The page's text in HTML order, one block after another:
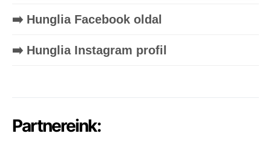
➡️ Hunglia Facebook oldal
➡️ Hunglia Instagram profil
Partnereink: